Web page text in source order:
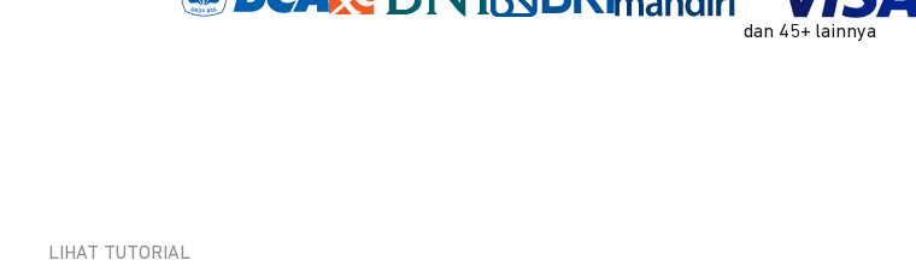
dan 45+ lainnya
LIHAT TUTORIAL